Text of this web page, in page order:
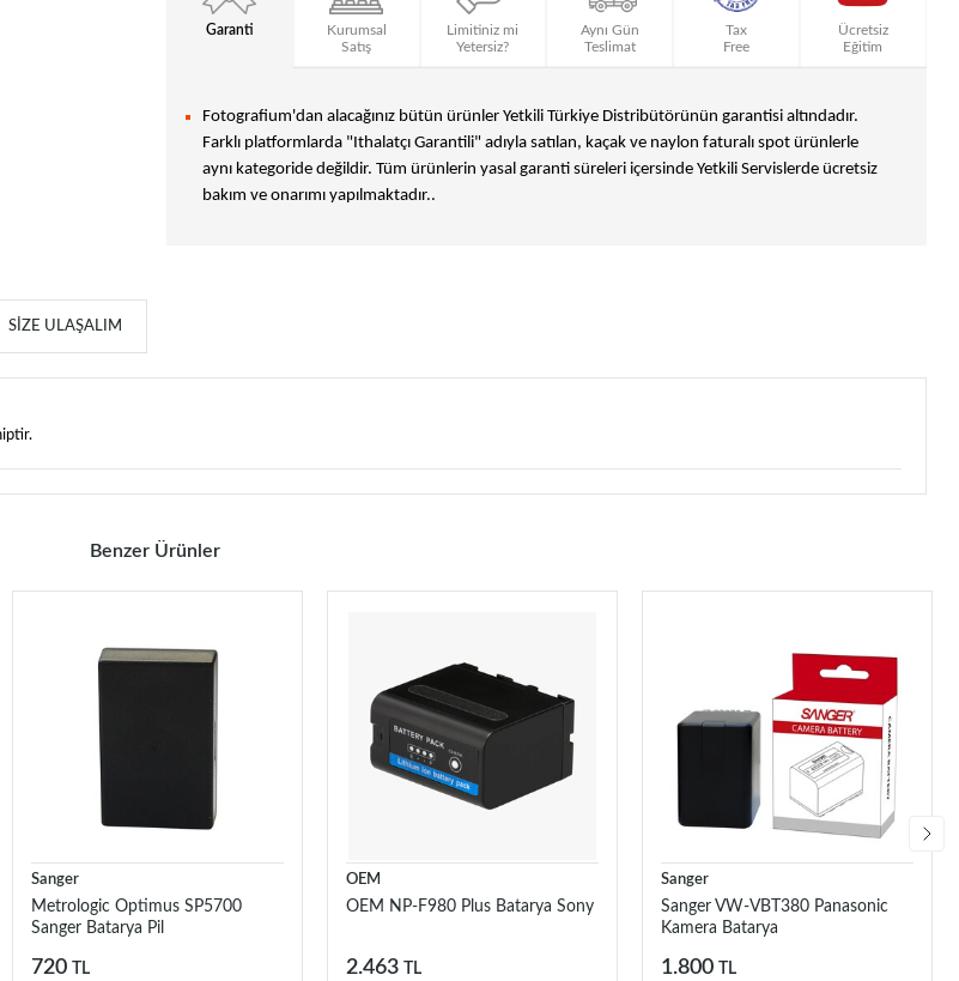
Garanti
Kurumsal
Satış
Limitiniz mi
Yetersiz?
Aynı Gün
Teslimat
Tax
Free
Ücretsiz
Eğitim
Fotografium'dan alacağınız bütün ürünler Yetkili Türkiye Distribütörünün garantisi altındadır.
Farklı platformlarda "Ithalatçı Garantili" adıyla satılan, kaçak ve naylon faturalı spot ürünlerle
aynı kategoride değildir. Tüm ürünlerin yasal garanti süreleri içersinde Yetkili Servislerde ücretsiz
bakım ve onarımı yapılmaktadır..
SIZE ULAŞALIM
Benzer Ürünler
Sanger
Metrologic Optimus SP5700
Sanger Batarya Pil
720 TL
OEM
OEM NP-F980 Plus Batarya Sony
2.463 TL
Sanger
Sanger VW-VBT380 Panasonic
Kamera Batarya
1.800 TL